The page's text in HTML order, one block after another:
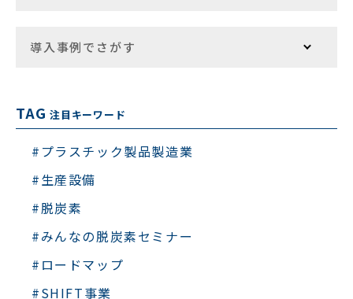
導入事例でさがす
TAG 注目キーワード
#プラスチック製品製造業
#生産設備
#脱炭素
#みんなの脱炭素セミナー
#ロードマップ
#SHIFT事業